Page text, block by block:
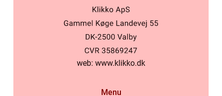
web: www.klikko.dk
Menu